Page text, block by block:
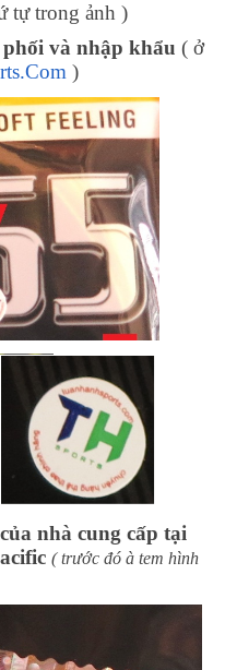
tự trong ảnh )
và nhập khẩu ( ở
)
nhà cung cấp tại
( trước đó à tem hình